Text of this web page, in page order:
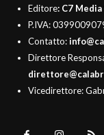
Editore: C7 Media
P.IVA:
Contatto:
Direttore
Vicedirettore: